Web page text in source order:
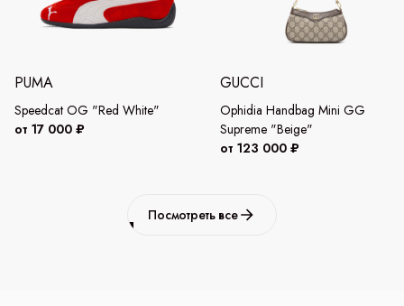
PUMA
Speedcat OG "Red White"
от 17 000 ₽
GUCCI
Ophidia Handbag Mini GG
Supreme "Beige"
от 123 000 ₽
Посмотреть все